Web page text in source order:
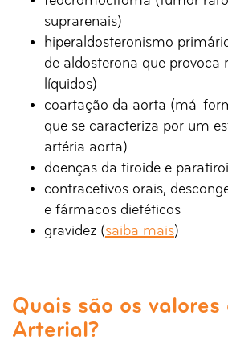
suprarenais)
hiperaldosteronismo
de aldosterona que provoca
líquidos)
coartação da aorta (má-
que se caracteriza por um
artéria aorta)
doenças da tiroide e
contracetivos orais,
e fármacos dietéticos
gravidez (saiba mais)
Quais são os valores
Arterial?